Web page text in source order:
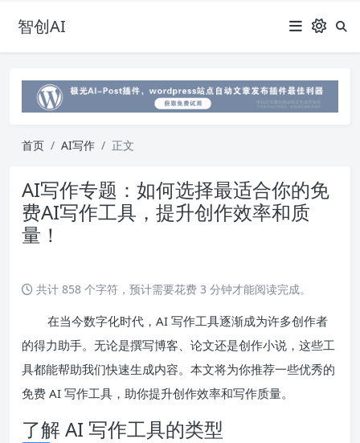
智创AI
首页 AI写作 正文
AI写作专题：如何选择最适合你的免
费AI写作工具，提升创作效率和质
量！
共计 858 个字符，预计需要花费 3 分钟才能阅读完成。
在当今数字化时代，AI 写作工具逐渐成为许多创作者
的得力助手。无论是撰写博客、论文还是创作小说，这些工
具都能帮助我们快速生成内容。本文将为你推荐一些优秀的
免费 AI 写作工具，助你提升创作效率和写作质量。
了解 AI 写作工具的类型